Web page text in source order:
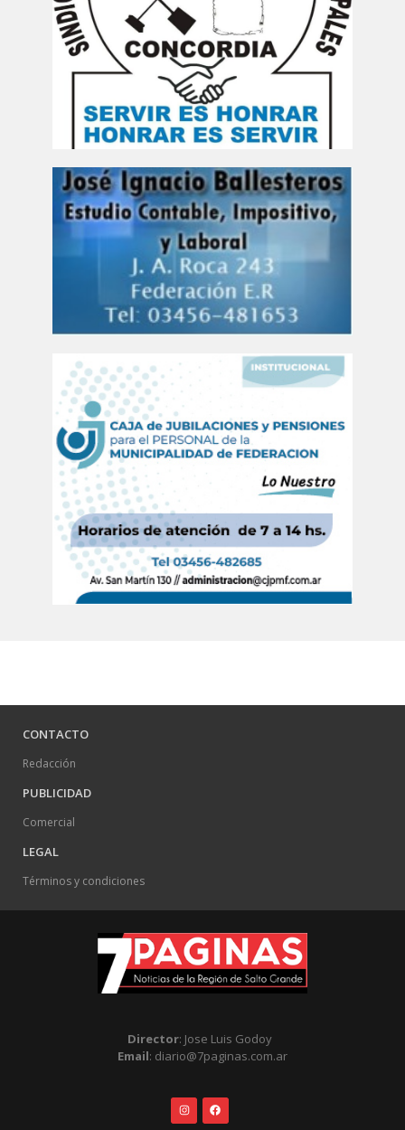
CONTACTO
Redacción
PUBLICIDAD
Comercial
LEGAL
Términos y condiciones
Director: Jose Luis Godoy
Email: diario@7paginas.com.ar